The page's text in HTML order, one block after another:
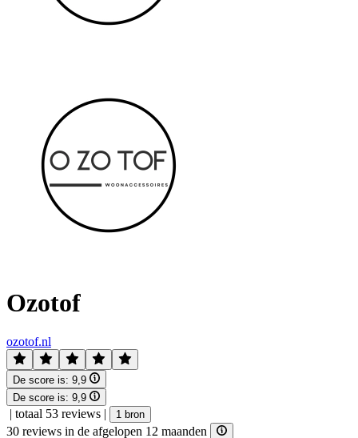
Ozotof
ozotof.nl
De score is: 9,9
De score is: 9,9
| totaal 53 reviews | 1 bron
30 reviews in de afgelopen 12 maanden